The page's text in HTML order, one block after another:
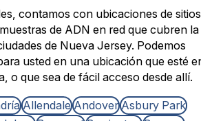
contamos con ubicaciones de sitios
de ADN en red que cubren la
de Nueva Jersey. Podemos
usted en una ubicación que esté
o que sea de fácil acceso desde allí.
Allendale Andover Asbury Park